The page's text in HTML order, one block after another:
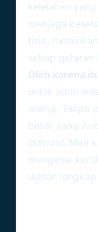
kelelahan
menjaga
fisik,
setiap getaran
Oleh karena
untuk lebih
energi. Tanpa
besar yang
burnout. Mari
mengenai
ulasan